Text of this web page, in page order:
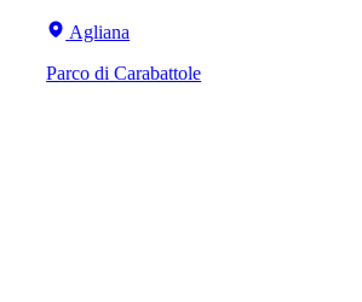
Agliana
Parco di Carabattole